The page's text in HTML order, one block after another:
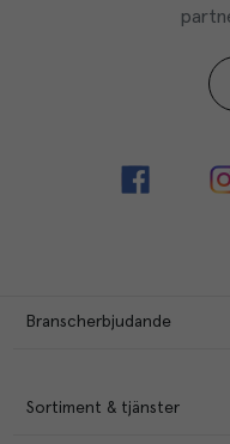
Branscherbjudande
Sortiment & tjänster